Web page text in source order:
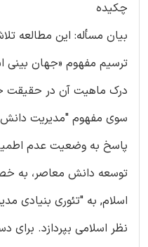
چکیده
بیان مسأله: این مطالعه
ترسیم مفهوم «جهان بینی
درک ماهیت آن در حقیقت
پاسخ به وضعیت عدم
توسعه دانش معاصر، به
اسلام, به "تئوری بنیادی
نظر اسلامی بپردازد. برای